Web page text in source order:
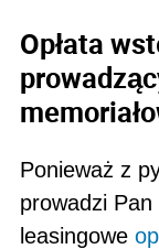
Opłata
Ponieważ z
prowadzi
leasingowe